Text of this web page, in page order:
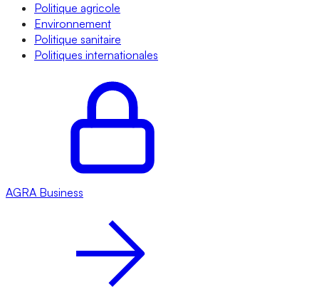
Politique agricole
Environnement
Politique sanitaire
Politiques internationales
AGRA Business